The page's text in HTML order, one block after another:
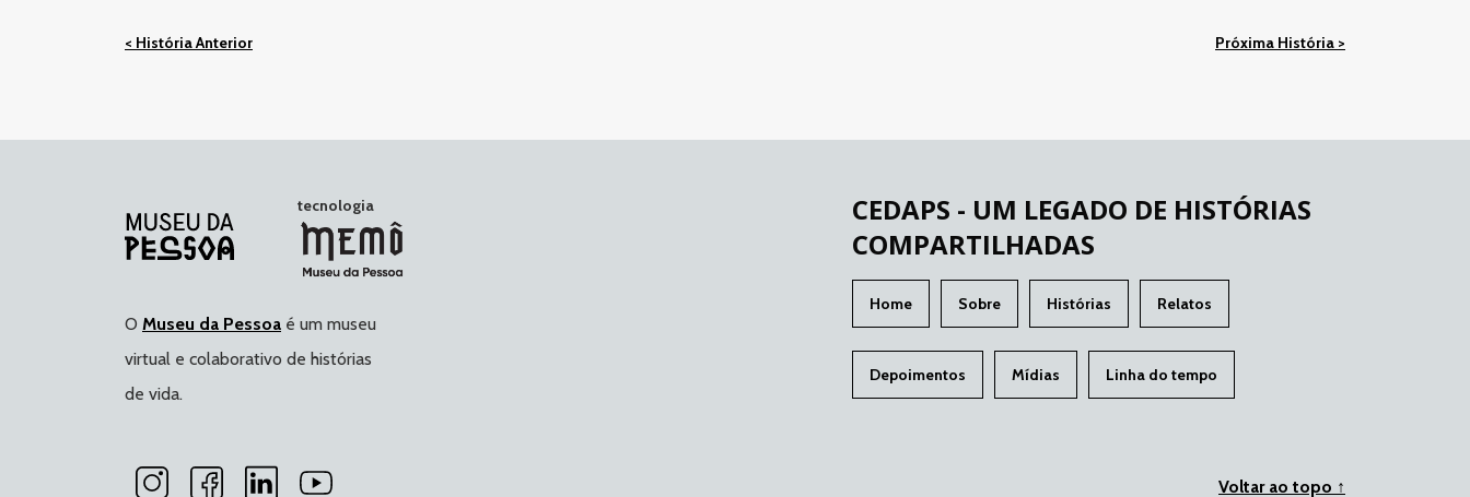
< História Anterior Próxima História >
tecnologia
O Museu da Pessoa é um museu
virtual e colaborativo de histórias
de vida.
CEDAPS - UM LEGADO DE HISTÓRIAS
COMPARTILHADAS
Home Sobre Histórias Relatos
Depoimentos Mídias Linha do tempo
Voltar ao topo ↑